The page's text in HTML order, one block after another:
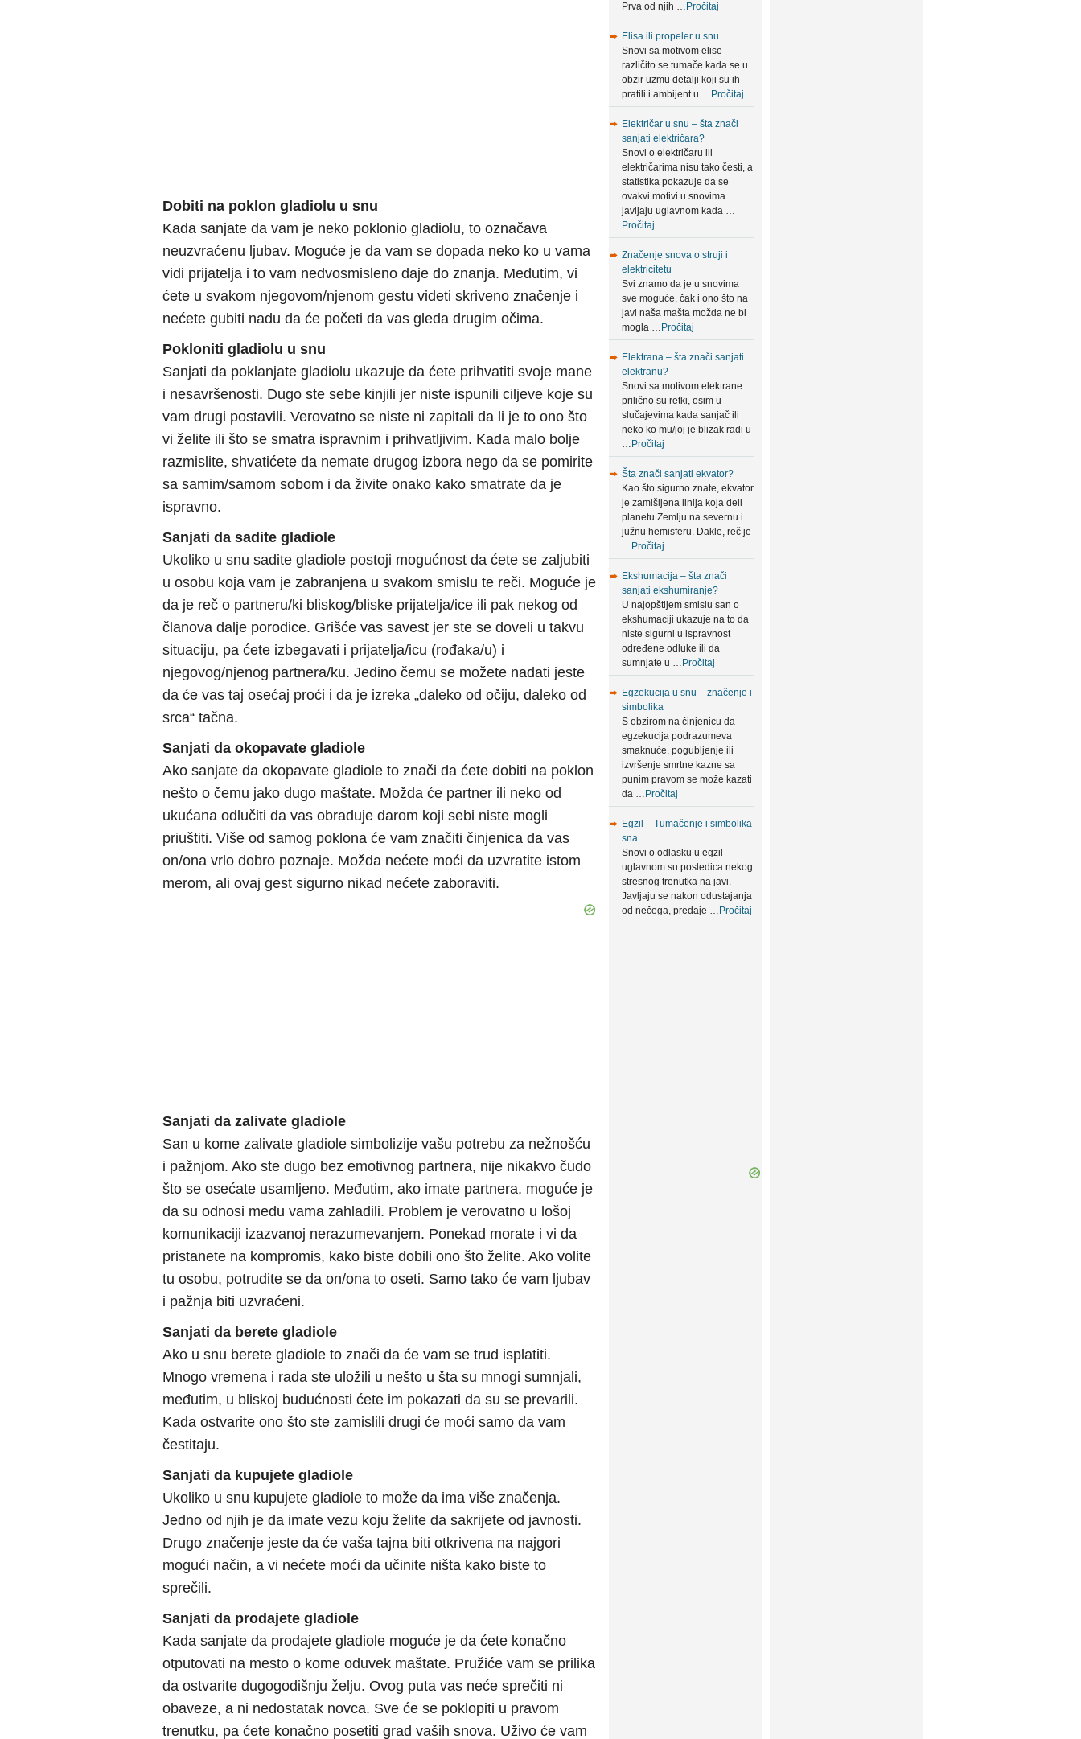
Dobiti na poklon gladiolu u snu
Kada sanjate da vam je neko poklonio gladiolu, to označava
neuzvraćenu ljubav. Moguće je da vam se dopada neko ko u vama
vidi prijatelja i to vam nedvosmisleno daje do znanja. Međutim, vi
ćete u svakom njegovom/njenom gestu videti skriveno značenje i
nećete gubiti nadu da će početi da vas gleda drugim očima.
Pokloniti gladiolu u snu
Sanjati da poklanjate gladiolu ukazuje da ćete prihvatiti svoje mane
i nesavršenosti. Dugo ste sebe kinjili jer niste ispunili ciljeve koje su
vam drugi postavili. Verovatno se niste ni zapitali da li je to ono što
vi želite ili što se smatra ispravnim i prihvatljivim. Kada malo bolje
razmislite, shvatićete da nemate drugog izbora nego da se pomirite
sa samim/samom sobom i da živite onako kako smatrate da je
ispravno.
Sanjati da sadite gladiole
Ukoliko u snu sadite gladiole postoji mogućnost da ćete se zaljubiti
u osobu koja vam je zabranjena u svakom smislu te reči. Moguće je
da je reč o partneru/ki bliskog/bliske prijatelja/ice ili pak nekog od
članova dalje porodice. Grišće vas savest jer ste se doveli u takvu
situaciju, pa ćete izbegavati i prijatelja/icu (rođaka/u) i
njegovog/njenog partnera/ku. Jedino čemu se možete nadati jeste
da će vas taj osećaj proći i da je izreka „daleko od očiju, daleko od
srca“ tačna.
Sanjati da okopavate gladiole
Ako sanjate da okopavate gladiole to znači da ćete dobiti na poklon
nešto o čemu jako dugo maštate. Možda će partner ili neko od
ukućana odlučiti da vas obraduje darom koji sebi niste mogli
priuštiti. Više od samog poklona će vam značiti činjenica da vas
on/ona vrlo dobro poznaje. Možda nećete moći da uzvratite istom
merom, ali ovaj gest sigurno nikad nećete zaboraviti.
Sanjati da zalivate gladiole
San u kome zalivate gladiole simbolizije vašu potrebu za nežnošću
i pažnjom. Ako ste dugo bez emotivnog partnera, nije nikakvo čudo
što se osećate usamljeno. Međutim, ako imate partnera, moguće je
da su odnosi među vama zahladili. Problem je verovatno u lošoj
komunikaciji izazvanoj nerazumevanjem. Ponekad morate i vi da
pristanete na kompromis, kako biste dobili ono što želite. Ako volite
tu osobu, potrudite se da on/ona to oseti. Samo tako će vam ljubav
i pažnja biti uzvraćeni.
Sanjati da berete gladiole
Ako u snu berete gladiole to znači da će vam se trud isplatiti.
Mnogo vremena i rada ste uložili u nešto u šta su mnogi sumnjali,
međutim, u bliskoj budućnosti ćete im pokazati da su se prevarili.
Kada ostvarite ono što ste zamislili drugi će moći samo da vam
čestitaju.
Sanjati da kupujete gladiole
Ukoliko u snu kupujete gladiole to može da ima više značenja.
Jedno od njih je da imate vezu koju želite da sakrijete od javnosti.
Drugo značenje jeste da će vaša tajna biti otkrivena na najgori
mogući način, a vi nećete moći da učinite ništa kako biste to
sprečili.
Sanjati da prodajete gladiole
Kada sanjate da prodajete gladiole moguće je da ćete konačno
otputovati na mesto o kome oduvek maštate. Pružiće vam se prilika
da ostvarite dugogodišnju želju. Ovog puta vas neće sprečiti ni
obaveze, a ni nedostatak novca. Sve će se poklopiti u pravom
trenutku, pa ćete konačno posetiti grad vaših snova. Uživo će vam
Prva od njih … Pročitaj
Elisa ili propeler u snu
Snovi sa motivom elise
različito se tumače kada se u
obzir uzmu detalji koji su ih
pratili i ambijent u … Pročitaj
Električar u snu – šta znači
sanjati električara?
Snovi o električaru ili
električarima nisu tako česti, a
statistika pokazuje da se
ovakvi motivi u snovima
javljaju uglavnom kada …
Pročitaj
Značenje snova o struji i
elektricitetu
Svi znamo da je u snovima
sve moguće, čak i ono što na
javi naša mašta možda ne bi
mogla … Pročitaj
Elektrana – šta znači sanjati
elektranu?
Snovi sa motivom elektrane
prilično su retki, osim u
slučajevima kada sanjač ili
neko ko mu/joj je blizak radi u
… Pročitaj
Šta znači sanjati ekvator?
Kao što sigurno znate, ekvator
je zamišljena linija koja deli
planetu Zemlju na severnu i
južnu hemisferu. Dakle, reč je
… Pročitaj
Ekshumacija – šta znači
sanjati ekshumiranje?
U najopštijem smislu san o
ekshumaciji ukazuje na to da
niste sigurni u ispravnost
određene odluke ili da
sumnjate u … Pročitaj
Egzekucija u snu – značenje i
simbolika
S obzirom na činjenicu da
egzekucija podrazumeva
smaknuće, pogubljenje ili
izvršenje smrtne kazne sa
punim pravom se može kazati
da … Pročitaj
Egzil – Tumačenje i simbolika
sna
Snovi o odlasku u egzil
uglavnom su posledica nekog
stresnog trenutka na javi.
Javljaju se nakon odustajanja
od nečega, predaje … Pročitaj